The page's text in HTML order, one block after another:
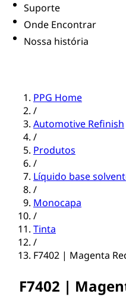
Suporte
Onde Encontrar
Nossa história
PPG Home
/
Automotive Refinish
/
Produtos
/
Líquido base
/
Monocapa
/
Tinta
/
F7402 | Magenta
F7402 |